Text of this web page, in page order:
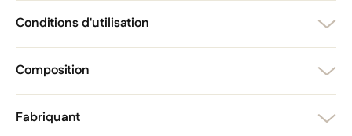
Conditions d'utilisation
Composition
Fabriquant